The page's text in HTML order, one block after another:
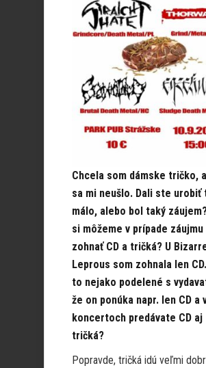
Chcela som dámske tričko,
sa mi neušlo. Dali ste urobiť
málo, alebo bol taký
si môžeme v prípade záujmu
zohnať CD a tričká? U
Leprous som zohnala len
to nejako podelené s
že on ponúka napr. len CD a
koncertoch predávate CD aj
tričká?
Popravde, tričká idú veľmi